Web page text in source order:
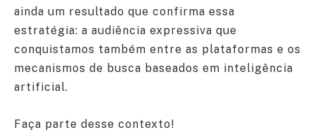
ainda um resultado que confirma essa
estratégia: a audiência expressiva que
conquistamos também entre as plataformas e os
mecanismos de busca baseados em inteligência
artificial.
Faça parte desse contexto!